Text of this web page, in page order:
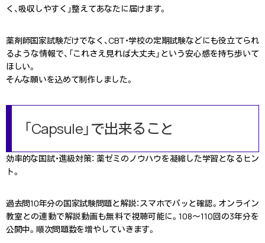
く、吸収しやすく」整えてあなたに届けます。
薬剤師国家試験だけでなく、CBT・学校の定期試験などにも役立てられ
るような情報で、「これさえ見れば大丈夫」という安心感を持ち歩いて
ほしい。
そんな願いを込めて制作しました。
「Capsule」で出来ること
効率的な国試・進級対策： 薬ゼミのノウハウを凝縮した学習となるヒン
ト。
過去問10年分の国家試験問題と解説：スマホでパッと確認。オンライン
教室との連動で解説動画も無料で視聴可能に。108～110回の3年分を
公開中。順次問題数を増やしていきます。